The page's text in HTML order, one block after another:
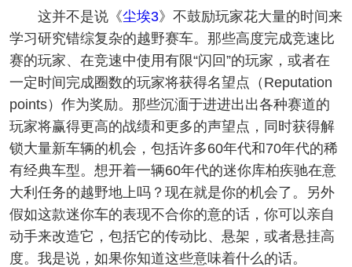
这并不是说《尘埃3》不鼓励玩家花大量的时间来
学习研究错综复杂的越野赛车。那些高度完成竞速比
赛的玩家、在竞速中使用有限“闪回”的玩家，或者在
一定时间完成圈数的玩家将获得名望点（Reputation
points）作为奖励。那些沉湎于进进出出各种赛道的
玩家将赢得更高的战绩和更多的声望点，同时获得解
锁大量新车辆的机会，包括许多60年代和70年代的稀
有经典车型。想开着一辆60年代的迷你库柏疾驰在意
大利任务的越野地上吗？现在就是你的机会了。另外
假如这款迷你车的表现不合你的意的话，你可以亲自
动手来改造它，包括它的传动比、悬架，或者悬挂高
度。我是说，如果你知道这些意味着什么的话。